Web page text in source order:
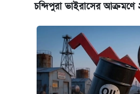
চন্দিপুরা ভাইরাসের